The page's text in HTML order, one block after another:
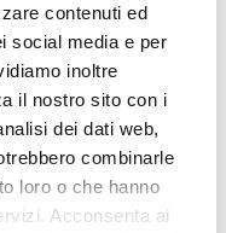
contenuti ed
social media e per
inoltre
il nostro sito con i
dei dati web,
combinarle
loro o che hanno
Acconsenta ai